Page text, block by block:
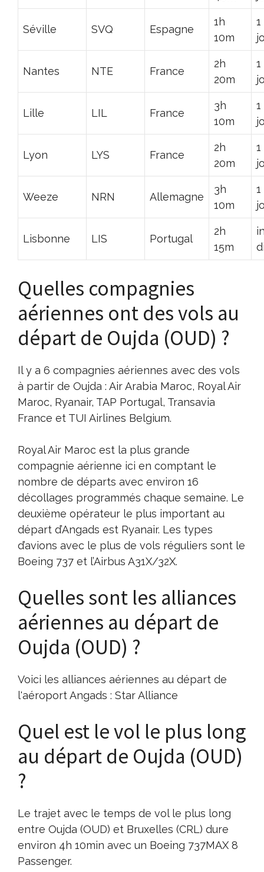
Séville SVQ Espagne
1h
10m
Nantes NTE France
2h
20m
Lille LIL France
3h
10m
Lyon LYS France
2h
20m
Weeze NRN Allemagne
3h
10m
Lisbonne LIS Portugal
2h
15m
Quelles compagnies
aériennes ont des vols au
départ de Oujda (OUD) ?
Il y a 6 compagnies aériennes avec des vols
à partir de Oujda : Air Arabia Maroc, Royal Air
Maroc, Ryanair, TAP Portugal, Transavia
France et TUI Airlines Belgium.
Royal Air Maroc est la plus grande
compagnie aérienne ici en comptant le
nombre de départs avec environ 16
décollages programmés chaque semaine. Le
deuxième opérateur le plus important au
départ d’Angads est Ryanair. Les types
d’avions avec le plus de vols réguliers sont le
Boeing 737 et l’Airbus A31X/32X.
Quelles sont les alliances
aériennes au départ de
Oujda (OUD) ?
Voici les alliances aériennes au départ de
l'aéroport Angads : Star Alliance
Quel est le vol le plus long
au départ de Oujda (OUD)
?
Le trajet avec le temps de vol le plus long
entre Oujda (OUD) et Bruxelles (CRL) dure
environ 4h 10min avec un Boeing 737MAX 8
Passenger.